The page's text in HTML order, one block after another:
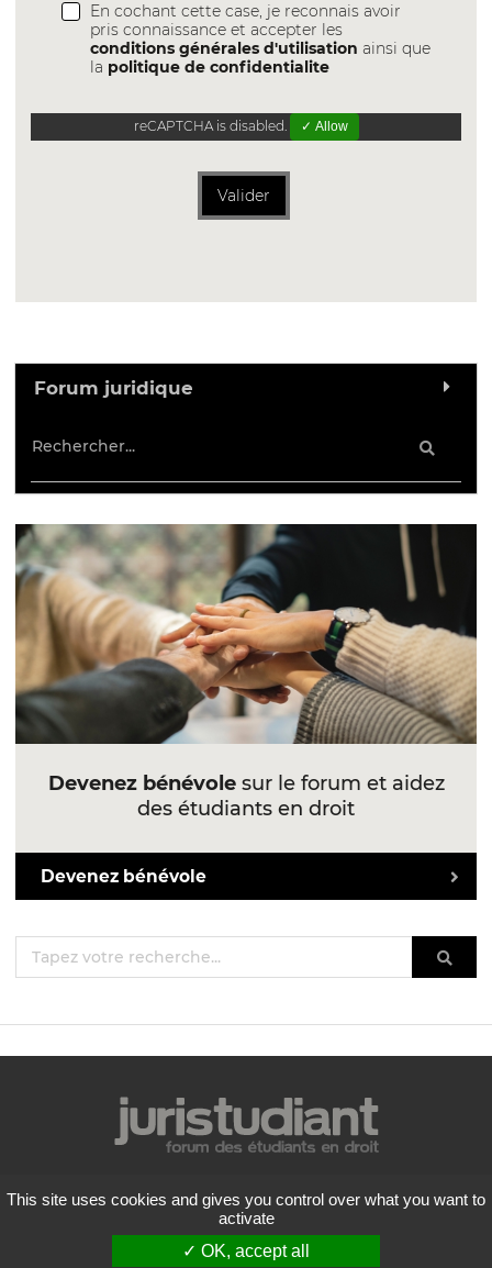
En cochant cette case, je reconnais avoir
pris connaissance et accepter les
conditions générales d'utilisation ainsi que
la politique de confidentialite
reCAPTCHA is disabled. ✓ Allow
Valider
Forum juridique
Devenez bénévolesur le forum et aidez
des étudiants en droit
Devenez bénévole
Mentions légales
Politique de confidentialité
Conditions générales d'utilisation
Liste des forums
This site uses cookies and gives you control over what you want to
activate
✓ OK, accept all